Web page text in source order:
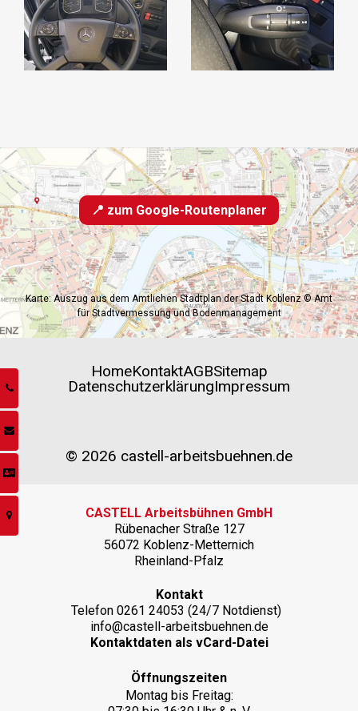
📍 zum Google-Routenplaner
Karte: Auszug aus dem Amtlichen Stadtplan der Stadt Koblenz © Amt
für Stadtvermessung und Bodenmanagement
HomeKontaktAGBSitemap
DatenschutzerklärungImpressum
© 2026 castell-arbeitsbuehnen.de
CASTELL Arbeitsbühnen GmbH
Rübenacher Straße 127
56072 Koblenz-Metternich
Rheinland-Pfalz
Kontakt
Telefon 0261 24053 (24/7 Notdienst)
info@castell-arbeitsbuehnen.de
Kontaktdaten als vCard-Datei
Öffnungszeiten
Montag bis Freitag: